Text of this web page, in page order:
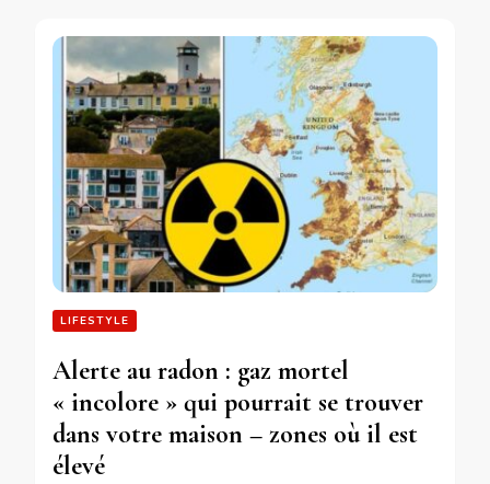
LIFESTYLE
Alerte au radon : gaz mortel
« incolore » qui pourrait se trouver
dans votre maison – zones où il est
élevé